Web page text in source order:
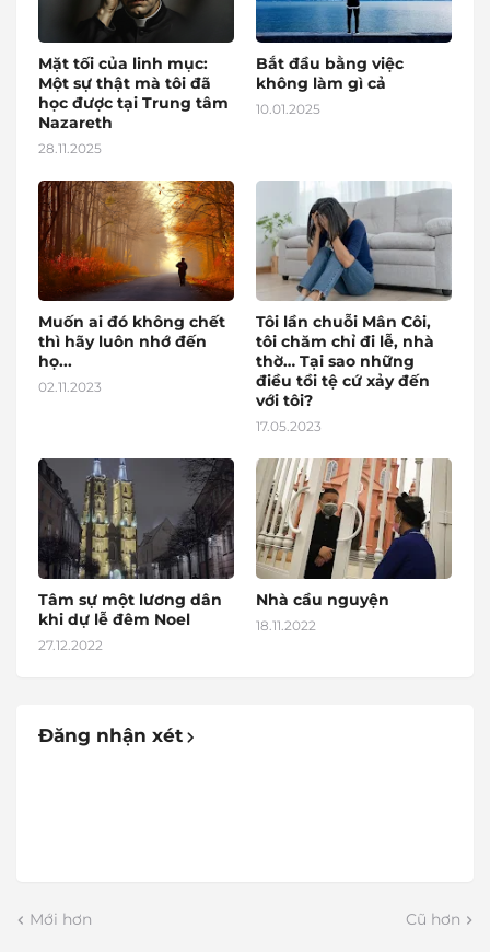
Mặt tối của linh mục:
Một sự thật mà tôi đã
học được tại Trung tâm
Nazareth
28.11.2025
Bắt đầu bằng việc
không làm gì cả
10.01.2025
Muốn ai đó không chết
thì hãy luôn nhớ đến
họ...
02.11.2023
Tôi lần chuỗi Mân Côi,
tôi chăm chỉ đi lễ, nhà
thờ… Tại sao những
điều tồi tệ cứ xảy đến
với tôi?
17.05.2023
Tâm sự một lương dân
khi dự lễ đêm Noel
27.12.2022
Nhà cầu nguyện
18.11.2022
Đăng nhận xét
Mới hơn Cũ hơn